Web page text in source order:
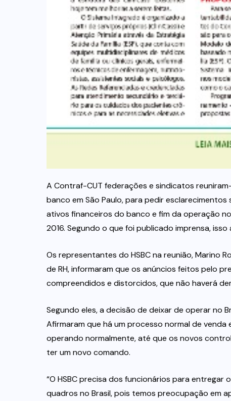
A Contraf-CUT federações e sindicatos
banco em São Paulo, para pedir
ativos financeiros do banco e fim da operação
2016. Segundo o que foi publicado imprensa,
Os representantes do HSBC na reunião, Marino
de RH, informaram que os anúncios feitos pelo
compreendidos e distorcidos, que não haverá
Segundo eles, a decisão de deixar de operar no
Afirmaram que há um processo normal de
operando normalmente, até que os novos
ter um novo comando.
“O HSBC precisa dos funcionários para
quadros no Brasil, pois temos preocupação em